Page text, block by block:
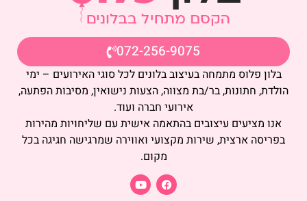
072-256-9075
בלון פלוס מתמחה בעיצוב בלונים לכל סוגי האירועים – ימי
הולדת, חתונות, בר/בת מצווה, הצעות נישואין, מסיבות הפתעה,
אירועי חברה ועוד.
אנו מציעים עיצובים בהתאמה אישית עם שליחויות מהירות
בפריסה ארצית, שירות מקצועי ואווירה שמרגישה חגיגה בכל
מקום.